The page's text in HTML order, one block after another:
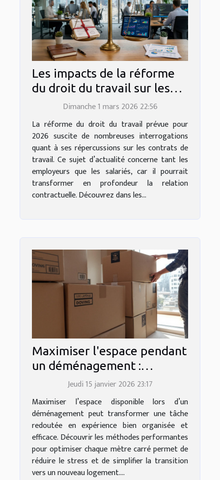
Les impacts de la réforme
du droit du travail sur les
contrats en 2026
Dimanche 1 mars 2026 22:56
La réforme du droit du travail prévue pour
2026 suscite de nombreuses interrogations
quant à ses répercussions sur les contrats de
travail. Ce sujet d’actualité concerne tant les
employeurs que les salariés, car il pourrait
transformer en profondeur la relation
contractuelle. Découvrez dans les...
Maximiser l'espace pendant
un déménagement :
Stratégies efficaces
Jeudi 15 janvier 2026 23:17
Maximiser l’espace disponible lors d’un
déménagement peut transformer une tâche
redoutée en expérience bien organisée et
efficace. Découvrir les méthodes performantes
pour optimiser chaque mètre carré permet de
réduire le stress et de simplifier la transition
vers un nouveau logement....